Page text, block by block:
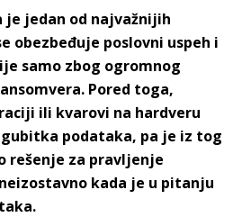
jedan od najvažnijih
obezbeđuje poslovni uspeh i
samo zbog ogromnog
Pored toga,
ili kvarovi na hardveru
podataka, pa je iz tog
rešenje za pravljenje
kada je u pitanju